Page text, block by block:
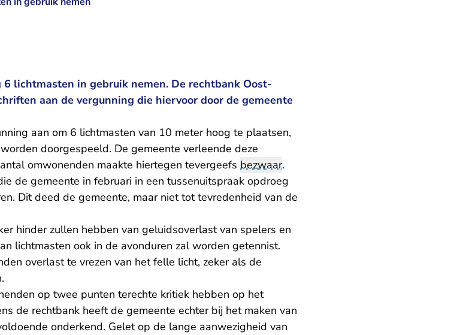
lichtmasten in gebruik nemen. De rechtbank Oost-
aan de vergunning die hiervoor door de gemeente
aan om 6 lichtmasten van 10 meter hoog te plaatsen,
doorgespeeld. De gemeente verleende deze
omwonenden maakte hiertegen tevergeefs bezwaar.
de gemeente in februari in een tussenuitspraak opdroeg
Dit deed de gemeente, maar niet tot tevredenheid van de
hinder zullen hebben van geluidsoverlast van spelers en
lichtmasten ook in de avonduren zal worden getennist.
overlast te vrezen van het felle licht, zeker als de
op twee punten terechte kritiek hebben op het
de rechtbank heeft de gemeente echter bij het maken van
onderkend. Gelet op de lange aanwezigheid van